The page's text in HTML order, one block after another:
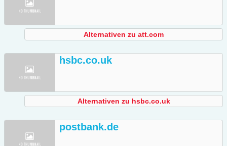
Alternativen zu att.com
hsbc.co.uk
Alternativen zu hsbc.co.uk
postbank.de